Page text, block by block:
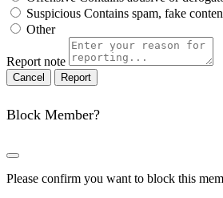
Suspicious Contains spam, fake
Other
Report note
Report
Block Member?
Please confirm you want to block this